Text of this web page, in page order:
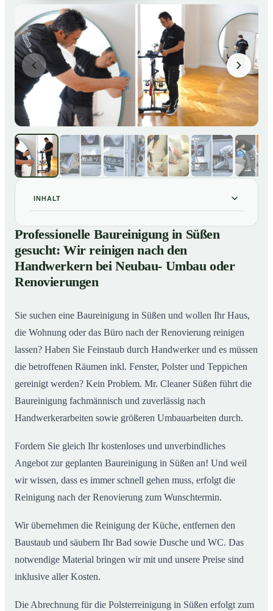
INHALT
01 Professionelle Baureinigung in Süßen gesucht: Wir
reinigen nach den Handwerkern bei Neubau- Umbau
oder Renovierungen
02Baureinigung in Süßen – Profis im Einsatz
Professionelle Baureinigung in Süßen
gesucht: Wir reinigen nach den
Handwerkern bei Neubau- Umbau oder
Renovierungen
Sie suchen eine Baureinigung in Süßen und wollen Ihr Haus,
die Wohnung oder das Büro nach der Renovierung reinigen
lassen? Haben Sie Feinstaub durch Handwerker und es müssen
die betroffenen Räumen inkl. Fenster, Polster und Teppichen
gereinigt werden? Kein Problem. Mr. Cleaner Süßen führt die
Baureinigung fachmännisch und zuverlässig nach
Handwerkerarbeiten sowie größeren Umbauarbeiten durch.
Fordern Sie gleich Ihr kostenloses und unverbindliches
Angebot zur geplanten Baureinigung in Süßen an! Und weil
wir wissen, dass es immer schnell gehen muss, erfolgt die
Reinigung nach der Renovierung zum Wunschtermin.
Wir übernehmen die Reinigung der Küche, entfernen den
Baustaub und säubern Ihr Bad sowie Dusche und WC. Das
notwendige Material bringen wir mit und unsere Preise sind
inklusive aller Kosten.
Die Abrechnung für die Polsterreinigung in Süßen erfolgt zum